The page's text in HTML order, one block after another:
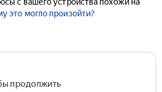
это могло произойти?
продолжить